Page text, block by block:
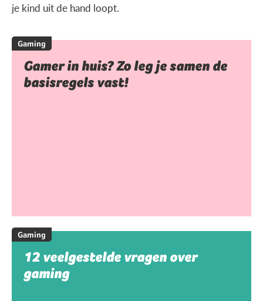
je kind uit de hand loopt.
Gaming
Gamer in huis? Zo leg je samen de
basisregels vast!
Gaming
12 veelgestelde vragen over
gaming